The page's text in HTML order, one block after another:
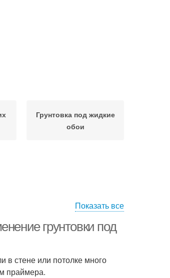
Грунтовка под жидкие
обои
Показать все
грунтовки под
в стене или потолке много
праймера.